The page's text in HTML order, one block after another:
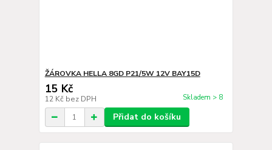
ŽÁROVKA HELLA 8GD P21/5W 12V BAY15D
15 Kč
12 Kč bez DPH Skladem > 8
Přidat do košíku